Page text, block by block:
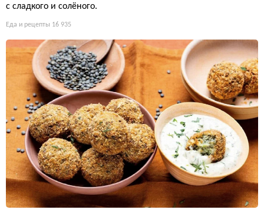
с сладкого и солёного.
Еда и рецепты 16 935